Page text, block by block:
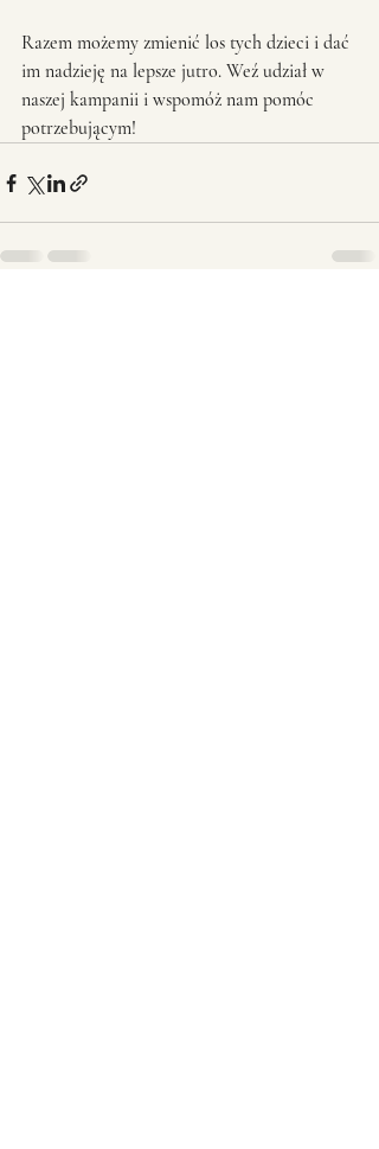
Razem możemy zmienić los tych dzieci i dać
im nadzieję na lepsze jutro. Weź udział w
naszej kampanii i wspomóż nam pomóc
potrzebującym!